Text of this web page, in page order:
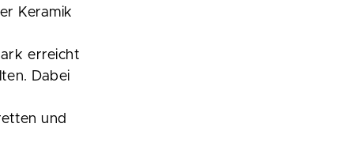
Keramik
erreicht
Dabei
und